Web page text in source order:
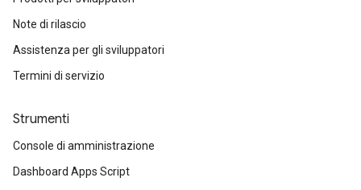
Note di rilascio
Assistenza per gli sviluppatori
Termini di servizio
Strumenti
Console di amministrazione
Dashboard Apps Script